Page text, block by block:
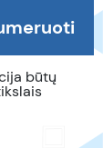
būtų